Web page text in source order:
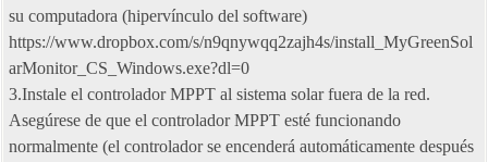
su computadora (hipervínculo del software)
https://www.dropbox.com/s/n9qnywqq2zajh4s/install_MyGreenSol
arMonitor_CS_Windows.exe?dl=0
3.Instale el controlador MPPT al sistema solar fuera de la red.
Asegúrese de que el controlador MPPT esté funcionando
normalmente (el controlador se encenderá automáticamente después